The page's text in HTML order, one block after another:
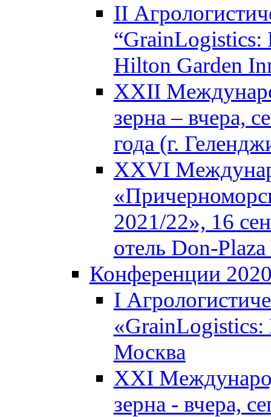
II
“GrainLogistics:
Hilton Garden
XXII
зерна – вчера,
года (г.
XXVI
2021/22», 16
отель Don-
Конференции
I
«GrainLogistics:
Москва
XXI
зерна - вчера,